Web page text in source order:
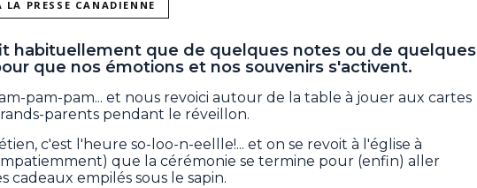
LA PRESSE CANADIENNE
habituellement que de quelques notes ou de quelques
que nos émotions et nos souvenirs s'activent.
pam-pam... et nous revoici autour de la table à jouer aux cartes
parents pendant le réveillon.
c'est l'heure so-loo-n-eellle!... et on se revoit à l'église à
que la cérémonie se termine pour (enfin) aller
cadeaux empilés sous le sapin.